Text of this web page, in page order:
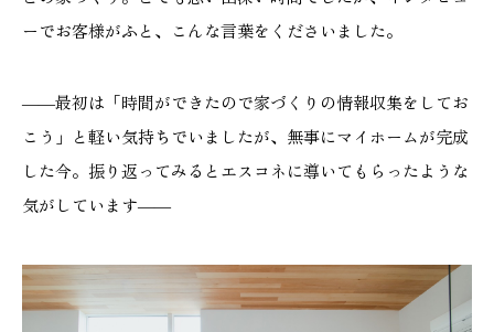
アクセスマップ
プライバシーポリシー
本社
10:00〜19:00 水曜定休 10:00〜19:00 水曜定休
ーでお客様がふと、こんな言葉をくださいました。
――最初は「時間ができたので家づくりの情報収集をしてお
こう」と軽い気持ちでいましたが、無事にマイホームが完成
した今。振り返ってみるとエスコネに導いてもらったような
気がしています――